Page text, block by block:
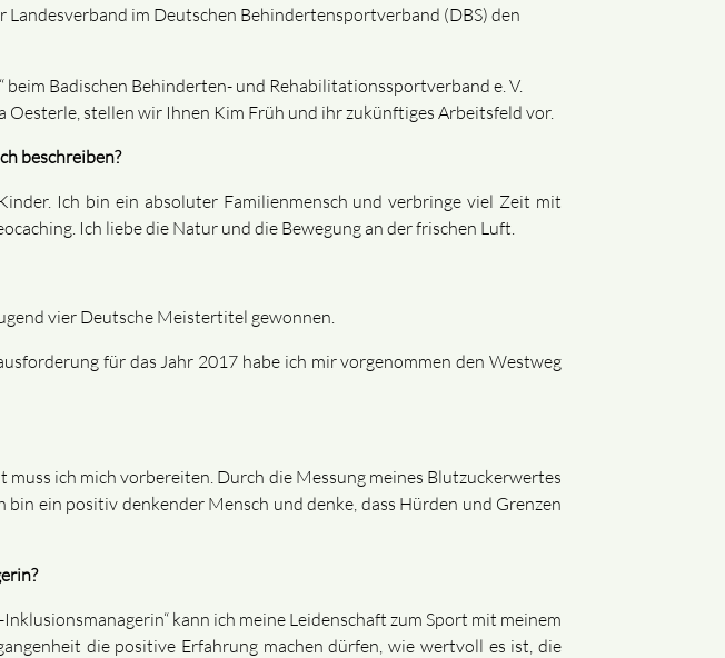
im Deutschen Behindertensportverband (DBS) den
Badischen Behinderten- und Rehabilitationssportverband e. V.
stellen wir Ihnen Kim Früh und ihr zukünftiges Arbeitsfeld vor.
beschreiben?
Ich bin ein absoluter Familienmensch und verbringe viel Zeit mit
Ich liebe die Natur und die Bewegung an der frischen Luft.
vier Deutsche Meistertitel gewonnen.
für das Jahr 2017 habe ich mir vorgenommen den Westweg
ich mich vorbereiten. Durch die Messung meines Blutzuckerwertes
ein positiv denkender Mensch und denke, dass Hürden und Grenzen
kann ich meine Leidenschaft zum Sport mit meinem
die positive Erfahrung machen dürfen, wie wertvoll es ist, die